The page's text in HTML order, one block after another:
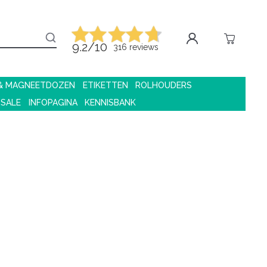
9.2/10 316 reviews
MAGNEETDOZEN ETIKETTEN
ROLHOUDERS
INFOPAGINA KENNISBANK